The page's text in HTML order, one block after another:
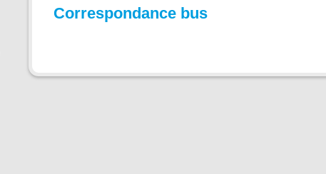
Correspondance bus